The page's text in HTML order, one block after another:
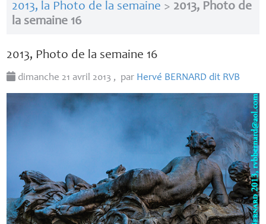
2013, la Photo de la semaine > 2013, Photo de
la semaine 16
2013, Photo de la semaine 16
dimanche 21 avril 2013 , par Hervé BERNARD dit RVB